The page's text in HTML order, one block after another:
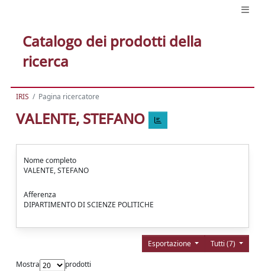
Catalogo dei prodotti della
ricerca
IRIS Pagina ricercatore
VALENTE, STEFANO
Nome completo
VALENTE, STEFANO
Afferenza
DIPARTIMENTO DI SCIENZE POLITICHE
Tutti (7)
Esportazione
Mostra
prodotti